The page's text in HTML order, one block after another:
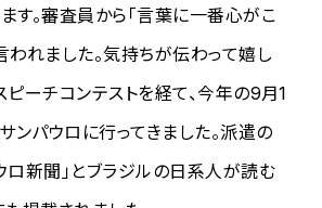
す。審査員から「言葉に一番心がこ
われました。気持ちが伝わって嬉し
ピーチコンテストを経て、今年の9月1
ンパウロに行ってきました。派遣の
ロ新聞」とブラジルの日系人が読む